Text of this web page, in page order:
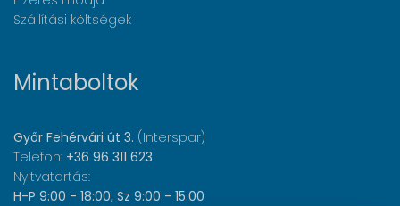
Szállítási költségek
Mintaboltok
Győr Fehérvári út 3. (Interspar)
Telefon: +36 96 311 623
Nyitvatartás:
H-P 9:00 - 18:00, Sz 9:00 - 15:00